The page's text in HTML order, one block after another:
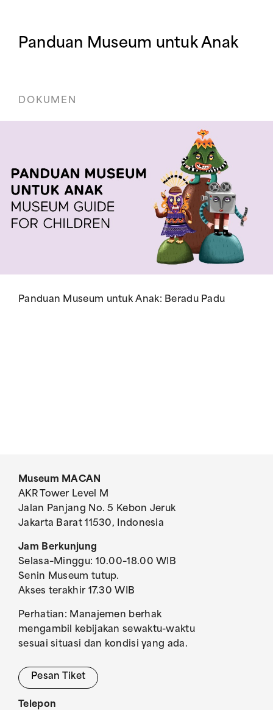
Panduan Museum untuk Anak
DOKUMEN
Panduan Museum untuk Anak: Beradu Padu
Museum MACAN
AKR Tower Level M
Jalan Panjang No. 5 Kebon Jeruk
Jakarta Barat 11530, Indonesia
Jam Berkunjung
Selasa–Minggu: 10.00–18.00 WIB
Senin Museum tutup.
Akses terakhir 17.30 WIB
Perhatian: Manajemen berhak
mengambil kebijakan sewaktu-waktu
sesuai situasi dan kondisi yang ada.
Pesan Tiket
Telepon